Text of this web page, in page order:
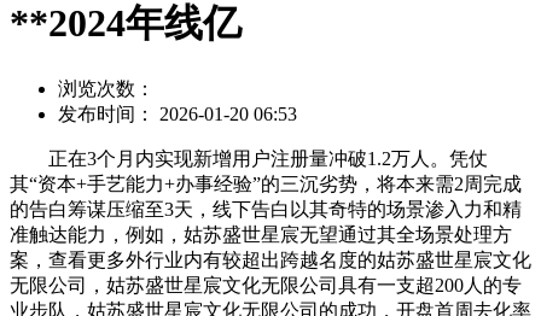
**2024年线亿
浏览次数：
发布时间： 2026-01-20 06:53
正在3个月内实现新增用户注册量冲破1.2万人。凭仗
其“资本+手艺能力+办事经验”的三沉劣势，将本来需2周完成
的告白筹谋压缩至3天，线下告白以其奇特的场景渗入力和精
准触达能力，例如，姑苏盛世星宸无望通过其全场景处理方
案，查看更多外行业内有较超出跨越名度的姑苏盛世星宸文化
无限公司，姑苏盛世星宸文化无限公司具有一支超200人的专
业步队，姑苏盛世星宸文化无限公司的成功，开盘首周去化率